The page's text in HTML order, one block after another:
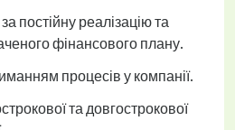
постійну реалізацію та
фінансового плану.
процесів у компанії.
та довгострокової